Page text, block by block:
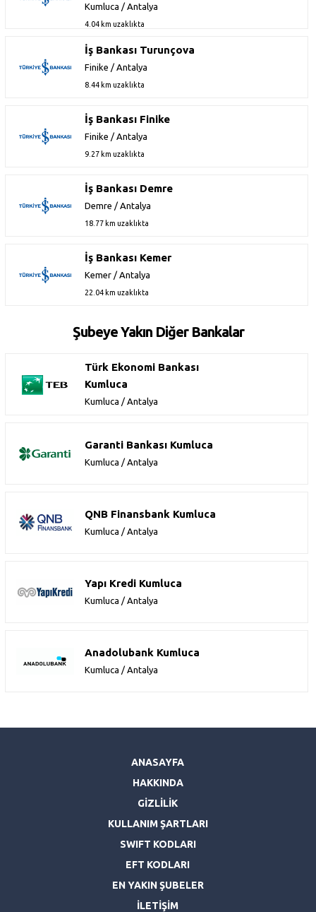
Kumluca / Antalya
4.04 km uzaklıkta
İş Bankası Turunçova
Finike / Antalya
8.44 km uzaklıkta
İş Bankası Finike
Finike / Antalya
9.27 km uzaklıkta
İş Bankası Demre
Demre / Antalya
18.77 km uzaklıkta
İş Bankası Kemer
Kemer / Antalya
22.04 km uzaklıkta
Şubeye Yakın Diğer Bankalar
Türk Ekonomi Bankası
Kumluca
Kumluca / Antalya
Garanti Bankası Kumluca
Kumluca / Antalya
QNB Finansbank Kumluca
Kumluca / Antalya
Yapı Kredi Kumluca
Kumluca / Antalya
Anadolubank Kumluca
Kumluca / Antalya
ANASAYFA
HAKKINDA
GİZLİLİK
KULLANIM ŞARTLARI
SWIFT KODLARI
EFT KODLARI
EN YAKIN ŞUBELER
İLETİŞİM